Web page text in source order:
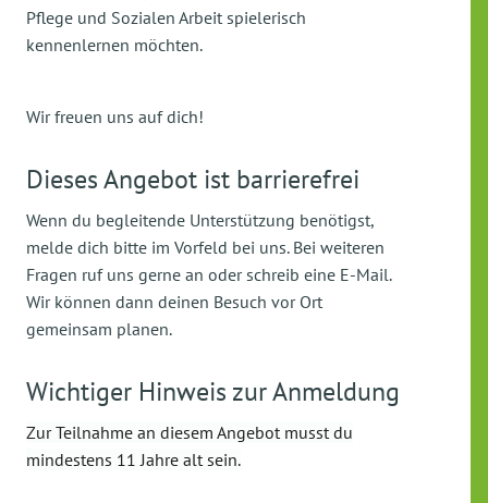
Pflege und Sozialen Arbeit spielerisch
kennenlernen möchten.
Wir freuen uns auf dich!
Dieses Angebot ist barrierefrei
Wenn du begleitende Unterstützung benötigst,
melde dich bitte im Vorfeld bei uns. Bei weiteren
Fragen ruf uns gerne an oder schreib eine E-Mail.
Wir können dann deinen Besuch vor Ort
gemeinsam planen.
Wichtiger Hinweis zur Anmeldung
Zur Teilnahme an diesem Angebot musst du
mindestens 11 Jahre alt sein.